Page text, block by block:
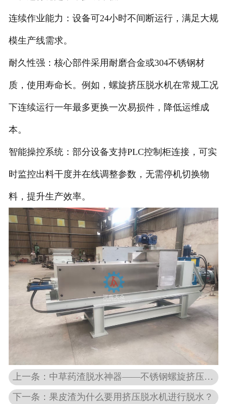
连续作业能力：设备可24小时不间断运行，满足大规
模生产线需求。
耐久性强：核心部件采用耐磨合金或304不锈钢材
质，使用寿命长。例如，螺旋挤压脱水机在常规工况
下连续运行一年最多更换一次易损件，降低运维成
本。
智能操控系统：部分设备支持PLC控制柜连接，可实
时监控出料干度并在线调整参数，无需停机切换物
料，提升生产效率。
上一条：中草药渣脱水神器——不锈钢螺旋挤压脱水机
下一条：果皮渣为什么要用挤压脱水机进行脱水？